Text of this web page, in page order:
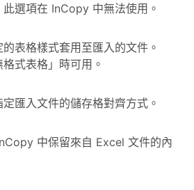
選項在 InCopy 中無法使用。
表格樣式套用至匯入的文件。
式表格」時可用。
定匯入文件的儲存格對齊方式。
中保留來自 Excel 文件的內